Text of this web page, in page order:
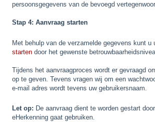
persoonsgegevens van de bevoegd
Stap 4: Aanvraag starten
Met behulp van de verzamelde gegevens kunt u
starten door het gewenste
Tijdens het aanvraagproces wordt er gevraagd
op te geven. Tevens vragen wij om een
e-mail adres wordt tevens uw gebruikersnaam.
Let op: De aanvraag dient te worden gestart
eHerkenning gaat gebruiken.